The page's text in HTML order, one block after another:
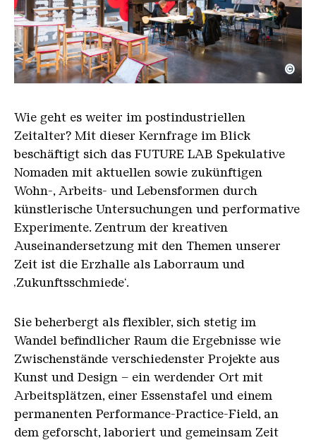
FUTURE LAB II als Lebens und Arbeitsraum
Copyright: Oliver Dietze / Weltkulturerbe
©
Wie geht es weiter im postindustriellen
Zeitalter? Mit dieser Kernfrage im Blick
beschäftigt sich das FUTURE LAB Spekulative
Nomaden mit aktuellen sowie zukünftigen
Wohn-, Arbeits- und Lebensformen durch
künstlerische Untersuchungen und performative
Experimente. Zentrum der kreativen
Auseinandersetzung mit den Themen unserer
Zeit ist die Erzhalle als Laborraum und
‚Zukunftsschmiede‘.
Sie beherbergt als flexibler, sich stetig im
Wandel befindlicher Raum die Ergebnisse wie
Zwischenstände verschiedenster Projekte aus
Kunst und Design – ein werdender Ort mit
Arbeitsplätzen, einer Essenstafel und einem
permanenten Performance-Practice-Field, an
dem geforscht, laboriert und gemeinsam Zeit